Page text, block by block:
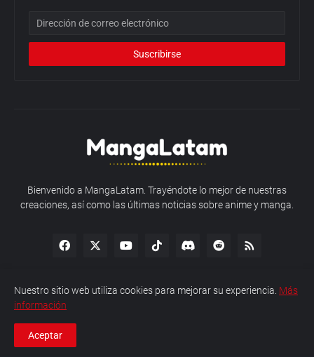
Bienvenido a MangaLatam. Trayéndote lo mejor de nuestras
creaciones, así como las últimas noticias sobre anime y manga.
Copyright © 2026 MangaLatam - Todos los derechos reservados.
Política de Privacidad
Nuestro sitio web utiliza cookies para mejorar su experiencia. Más
información
Aceptar